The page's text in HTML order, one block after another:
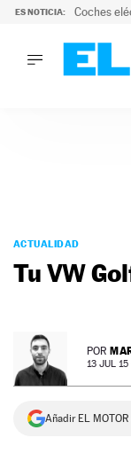
ES NOTICIA: Coches
PODCAST
MOTOS
MOTORTV
PREMIOS
SERVICIOS
NEWSLETTER
ACTUALIDAD
Tu VW
POR
13 JUL 15
Añadir EL